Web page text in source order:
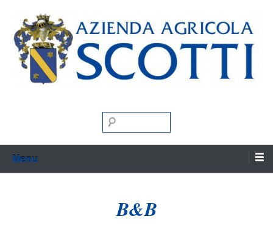
content
Azienda Agricola
Scotti
Search
Menu
B&B